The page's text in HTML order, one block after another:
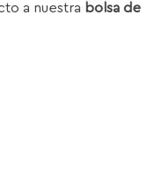
a nuestra bolsa de